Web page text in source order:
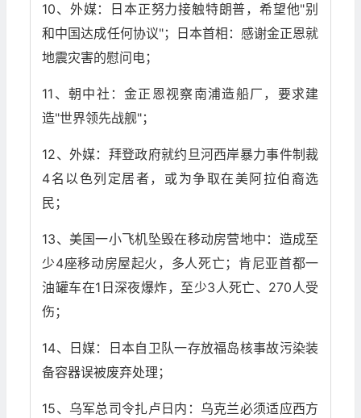
10、外媒：日本正努力接触特朗普，希望他"别
和中国达成任何协议"；日本首相：感谢金正恩就
地震灾害的慰问电；
11、朝中社：金正恩视察南浦造船厂，要求建
造"世界领先战舰"；
12、外媒：拜登政府就约旦河西岸暴力事件制裁
4名以色列定居者，或为争取在美阿拉伯裔选
民；
13、美国一小飞机坠毁在移动房营地中：造成至
少4座移动房屋起火，多人死亡；肯尼亚首都一
油罐车在1日深夜爆炸，至少3人死亡、270人受
伤；
14、日媒：日本自卫队一存放福岛核事故污染装
备容器误被废弃处理；
15、乌军总司令扎卢日内：乌克兰必须适应西方